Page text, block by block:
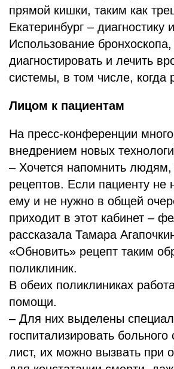
прямой кишки, таким как
Екатеринбург –
Использование
диагностировать и лечить
системы, в том числе, когда
Лицом к пациентам
На пресс-конференции
внедрением новых
– Хочется напомнить людям,
рецептов. Если пациенту не
ему и не нужно в общей
приходит в этот кабинет –
рассказала Тамара
«Обновить» рецепт таким
поликлиник.
В обеих поликлиниках
помощи.
– Для них выделены
госпитализировать
лист, их можно вызвать при